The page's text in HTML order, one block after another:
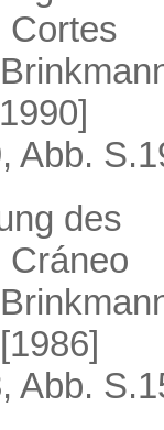
Abb.
[1986]
Abb.